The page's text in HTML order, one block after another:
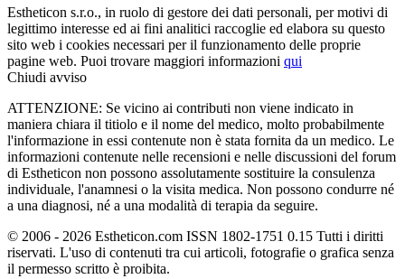
Estheticon s.r.o., in ruolo di gestore dei dati personali, per motivi di
legittimo interesse ed ai fini analitici raccoglie ed elabora su questo
sito web i cookies necessari per il funzionamento delle proprie
pagine web. Puoi trovare maggiori informazioni qui
Chiudi avviso
ATTENZIONE: Se vicino ai contributi non viene indicato in
maniera chiara il titiolo e il nome del medico, molto probabilmente
l'informazione in essi contenute non è stata fornita da un medico. Le
informazioni contenute nelle recensioni e nelle discussioni del forum
di Estheticon non possono assolutamente sostituire la consulenza
individuale, l'anamnesi o la visita medica. Non possono condurre né
a una diagnosi, né a una modalità di terapia da seguire.
© 2006 - 2026 Estheticon.com ISSN 1802-1751 0.15 Tutti i diritti
riservati. L'uso di contenuti tra cui articoli, fotografie o grafica senza
il permesso scritto è proibita.